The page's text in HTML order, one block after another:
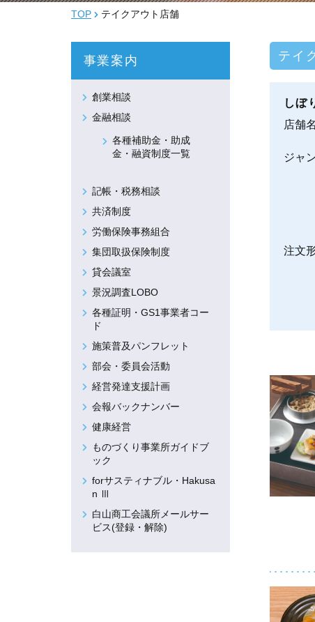
TOP テイクアウト店舗
事業案内
創業相談
金融相談
各種補助金・助成
金・融資制度一覧
記帳・税務相談
共済制度
労働保険事務組合
集団取扱保険制度
貸会議室
景況調査LOBO
各種証明・GS1事業者コー
ド
施策普及パンフレット
部会・委員会活動
経営発達支援計画
会報バックナンバー
健康経営
ものづくり事業所ガイドブ
ック
forサスティナブル・Hakusa
n Ⅲ
白山商工会議所メールサー
ビス(登録・解除)
テイ
しぼ
店舗
ジャ
注文